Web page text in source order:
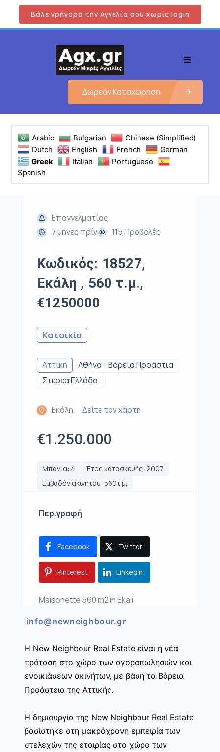
Βάλε γρήγορα την Αγγελία σου χωρίς login
Δωρεάν Καταχώρηση
Arabic Bulgarian
Chinese (Simplified)
Dutch
English French
German
Greek
Italian
Portuguese
Spanish
Επαγγελματίας
7 μήνες πρίν
115 Προβολές
Κωδικός: 18527,
Εκάλη , 560 τ.μ.,
€1250000
Κατοικία
Αττική
Αθήνα - Βόρεια Προάστια
Στερεά Ελλάδα
Εκάλη, Δείτε τον χάρτη
€1.250.000
Μπάνια: 4
Έτος κατασκευής: 2007
Εμβαδόν ακινήτου: 560τ.μ.
Περιγραφή
Facebook Twitter
Pinterest LinkedIn
Maisonette 560 m2 in Ekali
info@newneighbour.gr
Η New Neighbour Real Estate είναι η νέα
πρόταση στο χώρο των αγοραπωλησιών και
ενοικιάσεων ακινήτων, με βάση τα Βόρεια
Προάστεια της Αττικής.
Η δημιουργία της New Neighbour Real Estate
βασίστηκε στη μακρόχρονη εμπειρία των
στελεχών της εταιρίας στο χώρο των